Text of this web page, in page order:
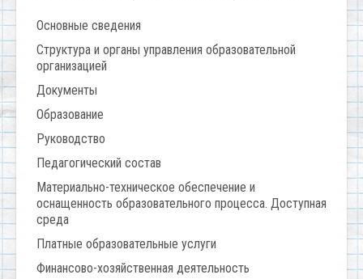
Основные сведения
Структура и органы управления образовательной
организацией
Документы
Образование
Руководство
Педагогический состав
Материально-техническое обеспечение и
оснащенность образовательного процесса. Доступная
среда
Платные образовательные услуги
Финансово-хозяйственная деятельность